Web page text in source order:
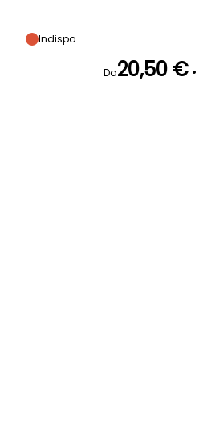
Indispo.
Da20,50 € •